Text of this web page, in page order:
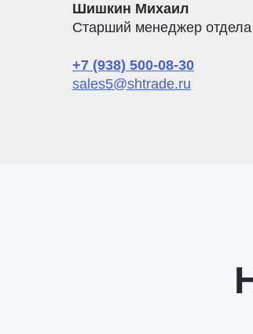
Шишкин Михаил
Старший менеджер
+7 (938) 500-08-30
sales5@shtrade.ru